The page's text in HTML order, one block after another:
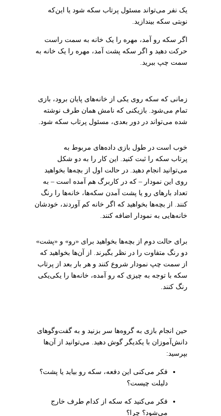
یک نفر می‌تواند مسئول پرتاب سکه شود یا این‌که
نوبتی سکه بیندازید.
اگر سکه رو آمد، مهره را یک خانه به سمت راست
حرکت دهید و اگر سکه پشت آمد، مهره را یک خانه به
سمت چپ ببرید.
زمانی که سکه روی یکی از خانه‌های پایان برود، بازی
تمام می‌شود. بازیکنی که نامش همان طرف نوشته
شده می‌تواند در دور بعدی، مسئول پرتاب سکه شود.
خوب است در طول بازی داده‌های مربوط به
پرتاب سکه را ثبت کنید. این کار را به دو شکل
می‌توانید انجام دهید. در حالت اول از بچه‌ها بخواهید
روی این نمودار – که در کاربرگ هم آمده است – به
تعداد بارهای رو یا پشت آمدن سکه‌ها، خانه‌ها را رنگ
کنند. از بچه‌ها بخواهید که اگر خانه کم آوردند، خودشان
خانه‌هایی به نمودار اضافه کنند.
برای حالت دوم از بچه‌ها بخواهید برای «رو» و «پشت»
دو رنگ متفاوت را در نظر بگیرند. از آن‌ها بخواهید که
از سمت چپ نمودار شروع کنند و هر بار بعد از پرتاب
سکه با توجه به چیزی که رو آمده، خانه‌ها را یکی‌یکی
رنگ کنند.
حین انجام بازی به گروه‌ها سر بزنید و به گفت‌وگوهای
دانش‌آموزان با یکدیگر گوش دهید. می‌توانید از آن‌ها
بپرسید:
فکر می‌کنی این دفعه، سکه رو بیاید یا پشت؟
دلیلت چیست؟
فکر می‌کنید که سکه از کدام طرف خارج
می‌شود؟ چرا؟